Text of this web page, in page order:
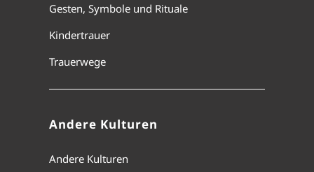
Gesten, Symbole und Rituale
Kindertrauer
Trauerwege
Andere Kulturen
Andere Kulturen